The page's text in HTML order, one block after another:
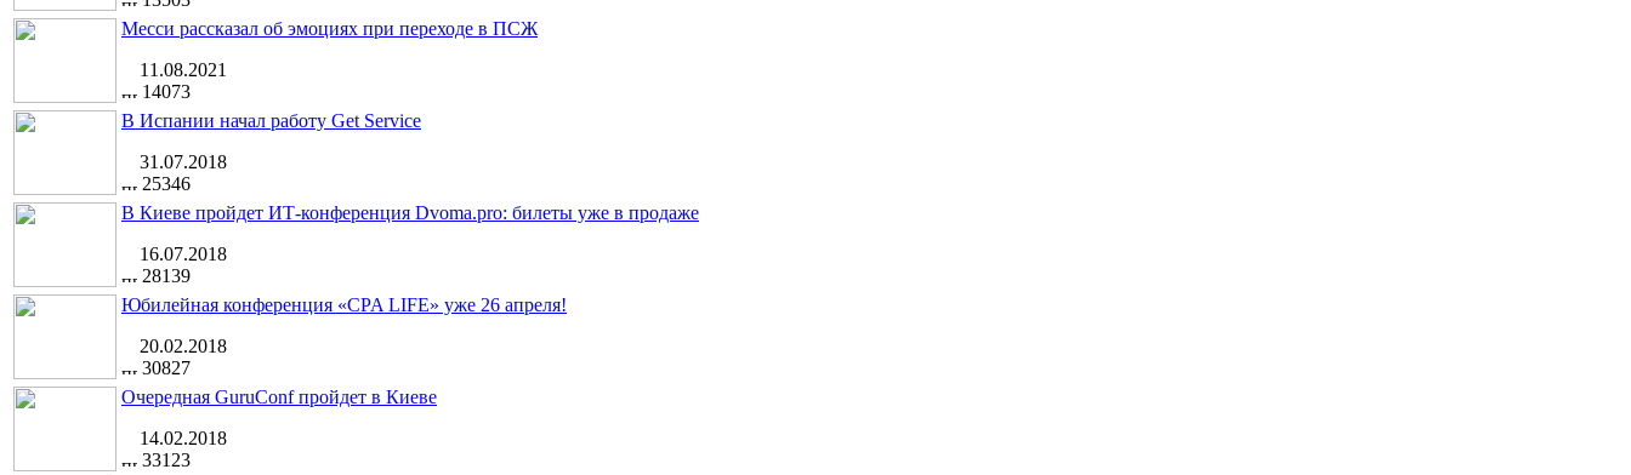
Месси рассказал об эмоциях при переходе в ПСЖ
11.08.2021
14073
В Испании начал работу Get Service
31.07.2018
25346
В Киеве пройдет ИТ-конференция Dvoma.pro: билеты уже в продаже
16.07.2018
28139
Юбилейная конференция «CPA LIFE» уже 26 апреля!
20.02.2018
30827
Очередная GuruConf пройдет в Киеве
14.02.2018
33123